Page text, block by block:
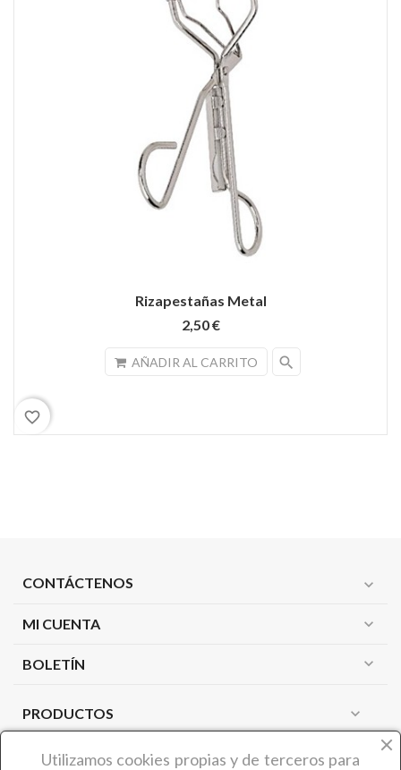
Rizapestañas Metal
2,50 €
AÑADIR AL CARRITO search
favorite_border
CONTÁCTENOS expand_more
MI CUENTA expand_more
BOLETÍN expand_more
PRODUCTOS expand_more
NUESTRA EMPRESA expand_more
Utilizamos cookies propias y de terceros para